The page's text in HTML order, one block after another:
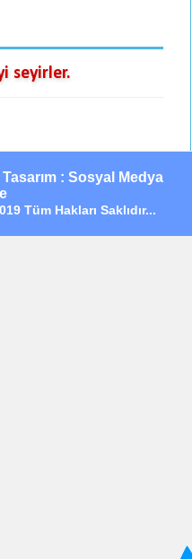
seyirler.
: Sosyal Medya
Tüm Hakları Saklıdır...